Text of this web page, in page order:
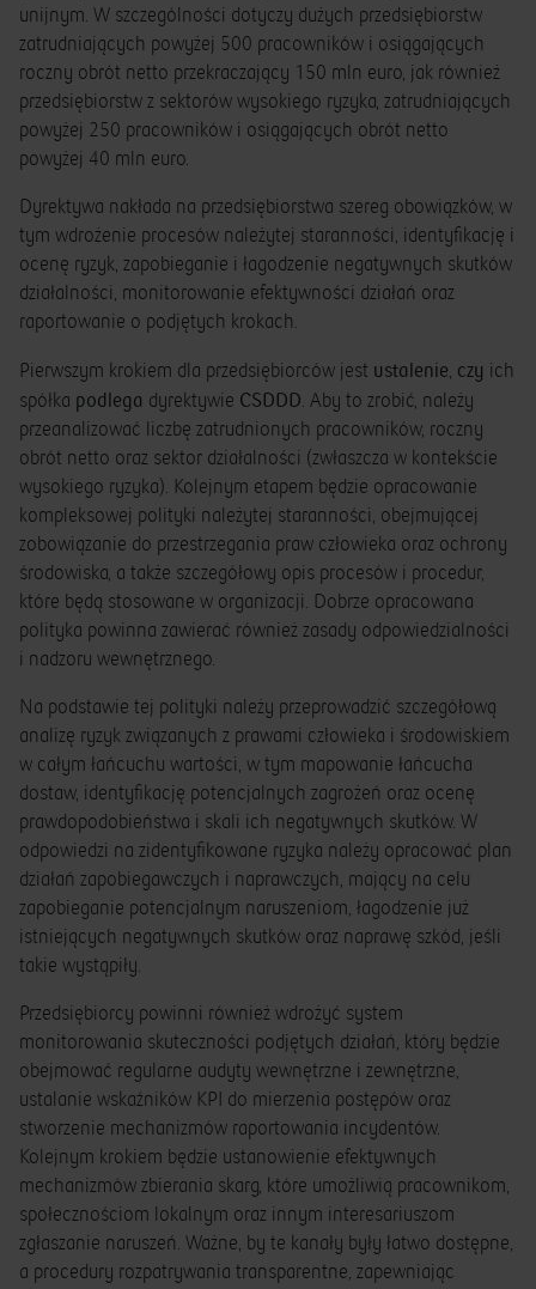
unijnym. W szczególności dotyczy dużych przedsiębiorstw
zatrudniających powyżej 500 pracowników i osiągających
roczny obrót netto przekraczający 150 mln euro, jak również
przedsiębiorstw z sektorów wysokiego ryzyka, zatrudniających
powyżej 250 pracowników i osiągających obrót netto
powyżej 40 mln euro.
Dyrektywa nakłada na przedsiębiorstwa szereg obowiązków, w
tym wdrożenie procesów należytej staranności, identyfikację i
ocenę ryzyk, zapobieganie i łagodzenie negatywnych skutków
działalności, monitorowanie efektywności działań oraz
raportowanie o podjętych krokach.
Pierwszym krokiem dla przedsiębiorców jest ustalenie, czy ich
spółka podlega dyrektywie CSDDD. Aby to zrobić, należy
przeanalizować liczbę zatrudnionych pracowników, roczny
obrót netto oraz sektor działalności (zwłaszcza w kontekście
wysokiego ryzyka). Kolejnym etapem będzie opracowanie
kompleksowej polityki należytej staranności, obejmującej
zobowiązanie do przestrzegania praw człowieka oraz ochrony
środowiska, a także szczegółowy opis procesów i procedur,
które będą stosowane w organizacji. Dobrze opracowana
polityka powinna zawierać również zasady odpowiedzialności
i nadzoru wewnętrznego.
Na podstawie tej polityki należy przeprowadzić szczegółową
analizę ryzyk związanych z prawami człowieka i środowiskiem
w całym łańcuchu wartości, w tym mapowanie łańcucha
dostaw, identyfikację potencjalnych zagrożeń oraz ocenę
prawdopodobieństwa i skali ich negatywnych skutków. W
odpowiedzi na zidentyfikowane ryzyka należy opracować plan
działań zapobiegawczych i naprawczych, mający na celu
zapobieganie potencjalnym naruszeniom, łagodzenie już
istniejących negatywnych skutków oraz naprawę szkód, jeśli
takie wystąpiły.
Przedsiębiorcy powinni również wdrożyć system
monitorowania skuteczności podjętych działań, który będzie
obejmować regularne audyty wewnętrzne i zewnętrzne,
ustalanie wskaźników KPI do mierzenia postępów oraz
stworzenie mechanizmów raportowania incydentów.
Kolejnym krokiem będzie ustanowienie efektywnych
mechanizmów zbierania skarg, które umożliwią pracownikom,
społecznościom lokalnym oraz innym interesariuszom
zgłaszanie naruszeń. Ważne, by te kanały były łatwo dostępne,
a procedury rozpatrywania transparentne, zapewniając